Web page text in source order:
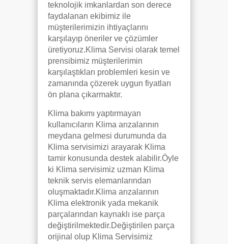
teknolojik imkanlardan son derece
faydalanan ekibimiz ile
müşterilerimizin ihtiyaçlarını
karşılayıp öneriler ve çözümler
üretiyoruz.Klima Servisi olarak temel
prensibimiz müşterilerimin
karşılaştıkları problemleri kesin ve
zamanında çözerek uygun fiyatları
ön plana çıkarmaktır.
Klima bakımı yaptırmayan
kullanıcıların Klima arızalarının
meydana gelmesi durumunda da
Klima servisimizi arayarak Klima
tamir konusunda destek alabilir.Öyle
ki Klima servisimiz uzman Klima
teknik servis elemanlarından
oluşmaktadır.Klima arızalarının
Klima elektronik yada mekanik
parçalarından kaynaklı ise parça
değiştirilmektedir.Değiştirilen parça
orijinal olup Klima Servisimiz